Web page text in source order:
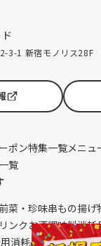
3-1 新宿モノリス28F
ポン特集一覧メニュ
覧
前菜・珍味串もの揚げ
ンク お酒調味料消耗
消耗品 クレンリネス